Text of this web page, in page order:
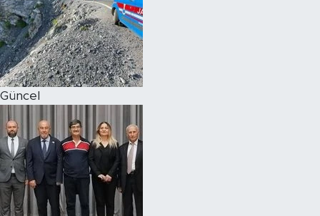
Güncel
Magazin
Özel Haber
Politika
Resmi İlanlar
Sağlık
Spor